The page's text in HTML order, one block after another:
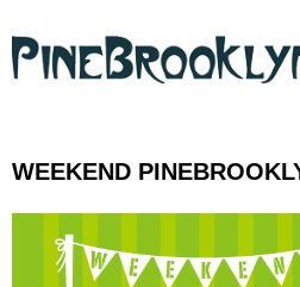
WEEKEND
Home
Past
access